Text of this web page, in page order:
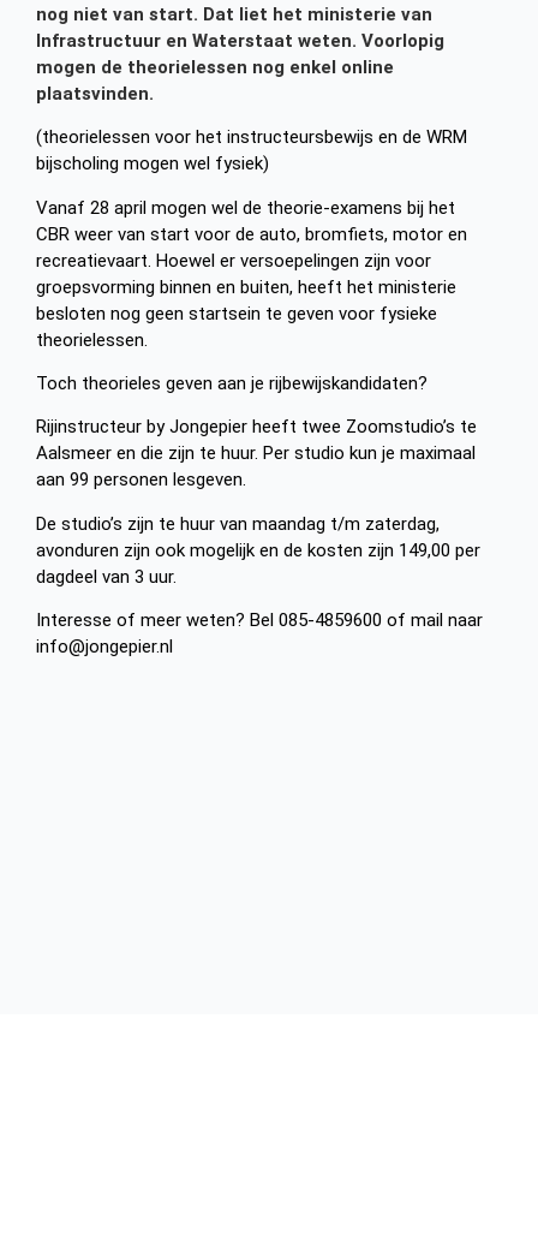
nog niet van start. Dat liet het ministerie van
Infrastructuur en Waterstaat weten. Voorlopig
mogen de theorielessen nog enkel online
plaatsvinden.
(theorielessen voor het instructeursbewijs en de WRM
bijscholing mogen wel fysiek)
Vanaf 28 april mogen wel de theorie-examens bij het
CBR weer van start voor de auto, bromfiets, motor en
recreatievaart. Hoewel er versoepelingen zijn voor
groepsvorming binnen en buiten, heeft het ministerie
besloten nog geen startsein te geven voor fysieke
theorielessen.
Toch theorieles geven aan je rijbewijskandidaten?
Rijinstructeur by Jongepier heeft twee Zoomstudio’s te
Aalsmeer en die zijn te huur. Per studio kun je maximaal
aan 99 personen lesgeven.
De studio’s zijn te huur van maandag t/m zaterdag,
avonduren zijn ook mogelijk en de kosten zijn 149,00 per
dagdeel van 3 uur.
Interesse of meer weten? Bel 085-4859600 of mail naar
info@jongepier.nl